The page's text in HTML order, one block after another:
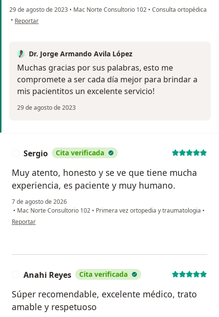
29 de agosto de 2023 • Mac Norte Consultorio 102 • Consulta ortopédica
• en opinión del usuario silvia
Reportar
Dr. Jorge Armando Avila López
Muchas gracias por sus palabras, esto me
compromete a ser cada día mejor para brindar a
mis pacientitos un excelente servicio!
29 de agosto de 2023
Sergio Cita verificada
Muy atento, honesto y se ve que tiene mucha
experiencia, es paciente y muy humano.
7 de agosto de 2026
• Mac Norte Consultorio 102 • Primera vez ortopedia y traumatologia •
en opinión del usuario Sergio
Reportar
Anahi Reyes Cita verificada
Súper recomendable, excelente médico, trato
amable y respetuoso